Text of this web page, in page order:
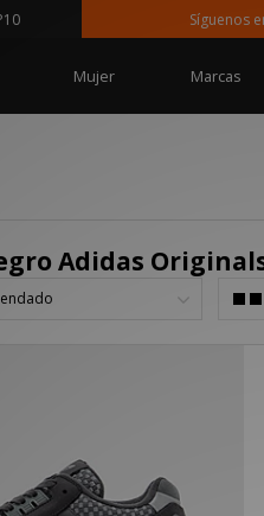
Síguenos en
Mujer Marcas
Adidas